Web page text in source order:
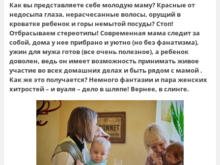
Как вы представляете себе молодую маму? Красные от
недосыпа глаза, нерасчесанные волосы, орущий в
кроватке ребенок и горы немытой посуды? Стоп!
Отбрасываем стереотипы! Современная мама следит за
собой, дома у нее прибрано и уютно (но без фанатизма),
ужин для мужа готов (все очень полезное), а ребенок
доволен, ведь он имеет возможность принимать живое
участие во всех домашних делах и быть рядом с мамой .
Как же это получается? Немного фантазии и пара женских
хитростей – и вуаля – дело в шляпе! Вернее, в слинге.